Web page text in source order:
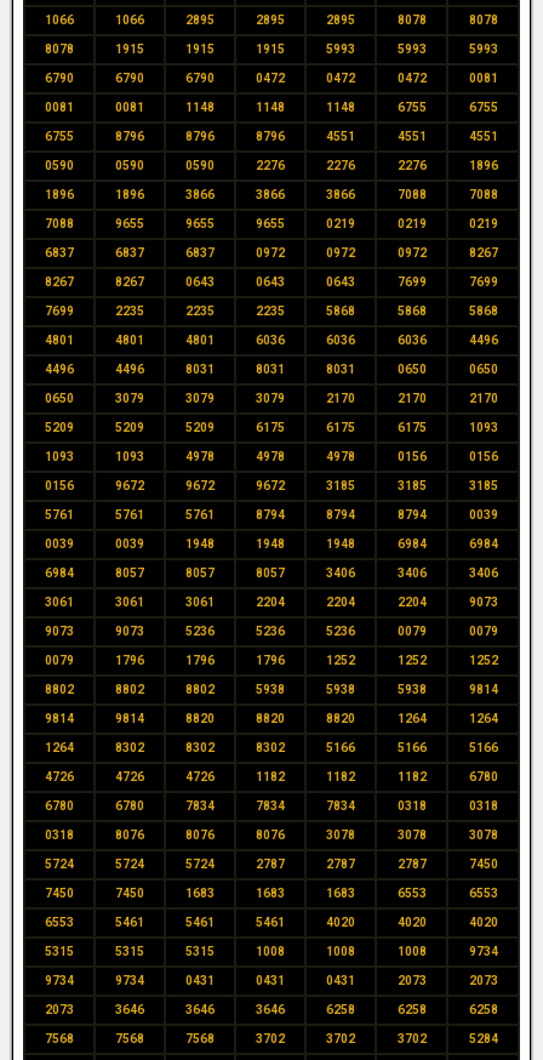
1066 1066 2895 2895 2895 8078 8078
8078 1915 1915 1915 5993 5993 5993
6790 6790 6790 0472 0472 0472 0081
0081 0081 1148 1148 1148 6755 6755
6755 8796 8796 8796 4551 4551 4551
0590 0590 0590 2276 2276 2276 1896
1896 1896 3866 3866 3866 7088 7088
7088 9655 9655 9655 0219 0219 0219
6837 6837 6837 0972 0972 0972 8267
8267 8267 0643 0643 0643 7699 7699
7699 2235 2235 2235 5868 5868 5868
4801 4801 4801 6036 6036 6036 4496
4496 4496 8031 8031 8031 0650 0650
0650 3079 3079 3079 2170 2170 2170
5209 5209 5209 6175 6175 6175 1093
1093 1093 4978 4978 4978 0156 0156
0156 9672 9672 9672 3185 3185 3185
5761 5761 5761 8794 8794 8794 0039
0039 0039 1948 1948 1948 6984 6984
6984 8057 8057 8057 3406 3406 3406
3061 3061 3061 2204 2204 2204 9073
9073 9073 5236 5236 5236 0079 0079
0079 1796 1796 1796 1252 1252 1252
8802 8802 8802 5938 5938 5938 9814
9814 9814 8820 8820 8820 1264 1264
1264 8302 8302 8302 5166 5166 5166
4726 4726 4726 1182 1182 1182 6780
6780 6780 7834 7834 7834 0318 0318
0318 8076 8076 8076 3078 3078 3078
5724 5724 5724 2787 2787 2787 7450
7450 7450 1683 1683 1683 6553 6553
6553 5461 5461 5461 4020 4020 4020
5315 5315 5315 1008 1008 1008 9734
9734 9734 0431 0431 0431 2073 2073
2073 3646 3646 3646 6258 6258 6258
7568 7568 7568 3702 3702 3702 5284